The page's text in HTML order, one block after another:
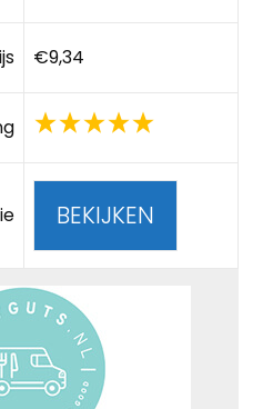
€9,34
BEKIJKEN